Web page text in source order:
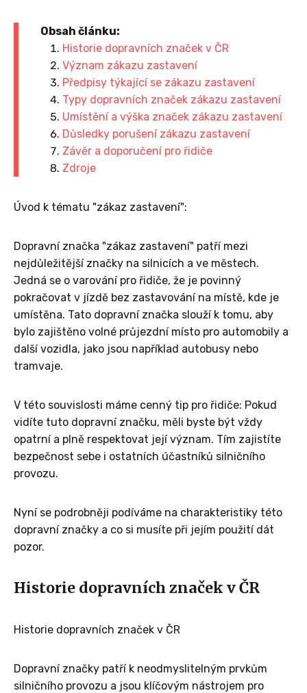
Obsah článku:
Historie dopravních značek v ČR
Význam zákazu zastavení
Předpisy týkající se zákazu zastavení
Typy dopravních značek zákazu zastavení
Umístění a výška značek zákazu zastavení
Důsledky porušení zákazu zastavení
Závěr a doporučení pro řidiče
Zdroje
Úvod k tématu "zákaz zastavení":
Dopravní značka "zákaz zastavení" patří mezi
nejdůležitější značky na silnicích a ve městech.
Jedná se o varování pro řidiče, že je povinný
pokračovat v jízdě bez zastavování na místě, kde je
umístěna. Tato dopravní značka slouží k tomu, aby
bylo zajištěno volné průjezdní místo pro automobily a
další vozidla, jako jsou například autobusy nebo
tramvaje.
V této souvislosti máme cenný tip pro řidiče: Pokud
vidíte tuto dopravní značku, měli byste být vždy
opatrní a plně respektovat její význam. Tím zajistíte
bezpečnost sebe i ostatních účastníků silničního
provozu.
Nyní se podrobněji podíváme na charakteristiky této
dopravní značky a co si musíte při jejím použití dát
pozor.
Historie dopravních značek v ČR
Historie dopravních značek v ČR
Dopravní značky patří k neodmyslitelným prvkům
silničního provozu a jsou klíčovým nástrojem pro